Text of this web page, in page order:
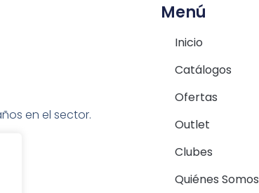
en el sector.
Menú
Inicio
Catálogos
Ofertas
Outlet
Clubes
Quiénes Somos